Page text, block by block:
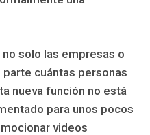
solo las empresas o
cuántas personas
nueva función no está
para unos pocos
videos